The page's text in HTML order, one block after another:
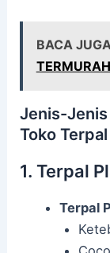
BACA
TERMURAH
Jenis-Jenis
Toko
1. Terpal
Terpal